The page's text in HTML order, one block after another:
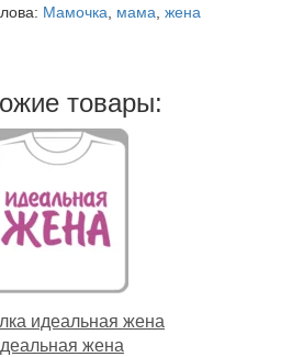
Мамочка, мама, жена
товары:
идеальная жена
жена